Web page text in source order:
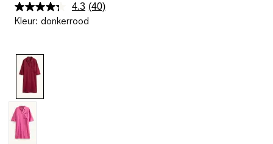
4.3 Lees
40
(40)
Kleur: donkerrood